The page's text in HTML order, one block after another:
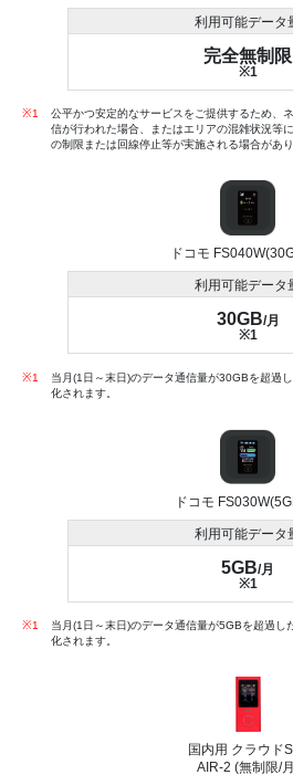
利用可能データ
完全無制限
※1
※1
公平かつ安定的なサービスをご提供するため、
信が行われた場合、またはエリアの混雑状況等
の制限または回線停止等が実施される場合があり
ドコモ
利用可能データ
30GB/月
※1
※1
当月(1日～末日)のデータ通信量が30GBを超過
化されます。
ドコモ
利用可能データ
5GB/月
※1
※1
当月(1日～末日)のデータ通信量が5GBを超過し
化されます。
国内用 クラウド
AIR-2 (無制限/